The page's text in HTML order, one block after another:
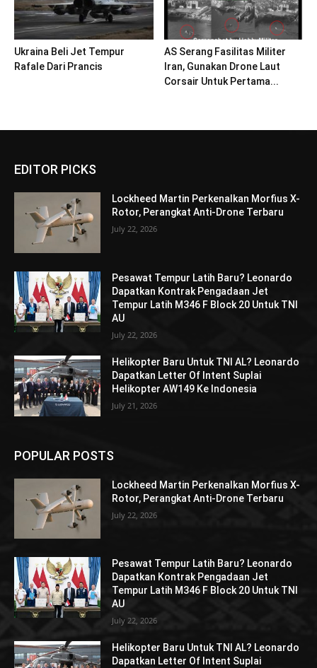
Ukraina Beli Jet Tempur
Rafale Dari Prancis
AS Serang Fasilitas Militer
Iran, Gunakan Drone Laut
Corsair Untuk Pertama...
EDITOR PICKS
Lockheed Martin Perkenalkan Morfius X-
Rotor, Perangkat Anti-Drone Terbaru
July 22, 2026
Pesawat Tempur Latih Baru? Leonardo
Dapatkan Kontrak Pengadaan Jet
Tempur Latih M346 F Block 20 Untuk TNI
AU
July 22, 2026
Helikopter Baru Untuk TNI AL? Leonardo
Dapatkan Letter Of Intent Suplai
Helikopter AW149 Ke Indonesia
July 21, 2026
POPULAR POSTS
Lockheed Martin Perkenalkan Morfius X-
Rotor, Perangkat Anti-Drone Terbaru
July 22, 2026
Pesawat Tempur Latih Baru? Leonardo
Dapatkan Kontrak Pengadaan Jet
Tempur Latih M346 F Block 20 Untuk TNI
AU
July 22, 2026
Helikopter Baru Untuk TNI AL? Leonardo
Dapatkan Letter Of Intent Suplai